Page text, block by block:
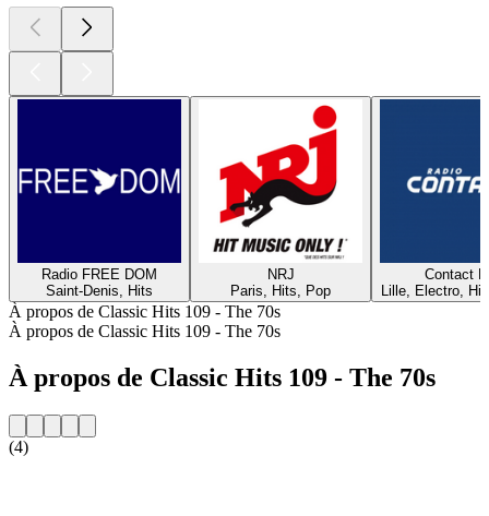
Radio FREE DOM
Saint-Denis, Hits
NRJ
Paris, Hits, Pop
Contact
Lille, Electro,
À propos de Classic Hits 109 - The 70s
À propos de Classic Hits 109 - The 70s
À propos de Classic Hits 109 - The 70s
(4)